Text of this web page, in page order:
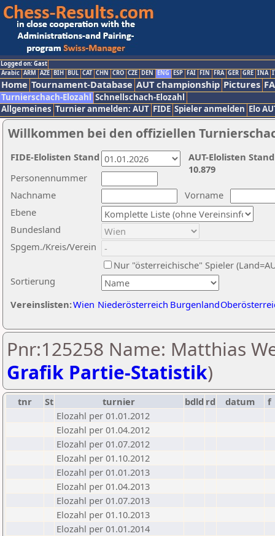
Logged on: Gast
Arabic ARM AZE BIH BUL CAT CHN CRO CZE DEN ENG ESP FAI FIN FRA GER GRE INA
Home Tournament-Database AUT championship Pictures
Turnierschach-Elozahl Schnellschach-Elozahl
Allgemeines Turnier anmelden: AUT FIDE Spieler anmelden Elo
Willkommen bei den offiziellen
Nachname
Vorname
Ebene
Sortierung
Personennummer
Bundesland
Spgem./Kreis/Verein
Nur "österreichische" Spieler
Vereinslisten:Wien Niederösterreich Burgenland
AUT-Elolisten
10.879
FIDE-Elolisten Stand
Pnr:125258 Name: Matthias
Grafik Partie-Statistik)
tnr St turnier bdld rd datum
f
Elozahl per 01.01.2012
Elozahl per 01.04.2012
Elozahl per 01.07.2012
Elozahl per 01.10.2012
Elozahl per 01.01.2013
Elozahl per 01.04.2013
Elozahl per 01.07.2013
Elozahl per 01.10.2013
Elozahl per 01.01.2014